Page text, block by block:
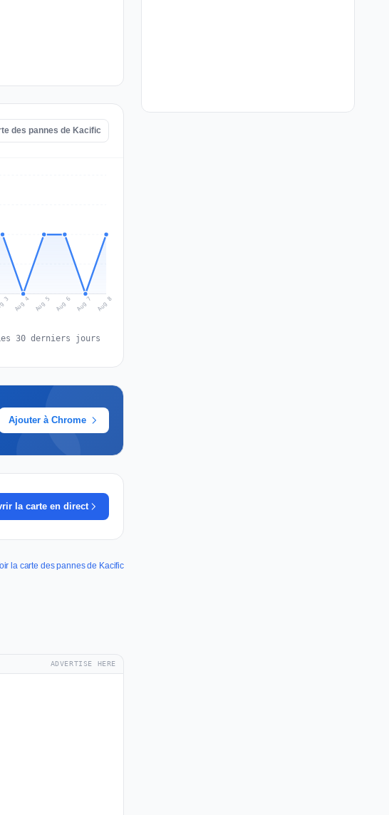
des pannes de Kacific
3 Aug 4 Aug 5 Aug 6 Aug 7 Aug 8
30 derniers jours
Ajouter à Chrome
la carte en direct
la carte des pannes de Kacific
ADVERTISE HERE